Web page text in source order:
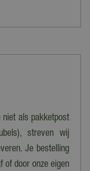
niet als pakketpost
streven wij
Je bestelling
of door onze eigen